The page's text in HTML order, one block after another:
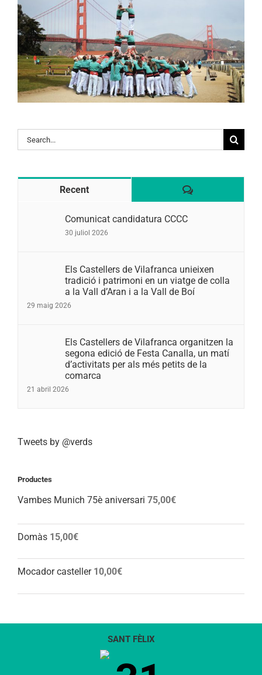
Search
for:
Recent Comentaris
Comunicat candidatura CCCC
30 juliol 2026
Els Castellers de Vilafranca unieixen
tradició i patrimoni en un viatge de colla
a la Vall d’Aran i a la Vall de Boí
29 maig 2026
Els Castellers de Vilafranca organitzen la
segona edició de Festa Canalla, un matí
d’activitats per als més petits de la
comarca
21 abril 2026
Tweets by @verds
Productes
Vambes Munich 75è aniversari 75,00€
Domàs 15,00€
Mocador casteller 10,00€
SANT FÈLIX